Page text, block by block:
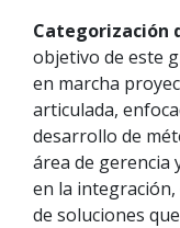
Categorización
objetivo de este
en marcha
articulada,
desarrollo de
área de gerencia
en la
de soluciones